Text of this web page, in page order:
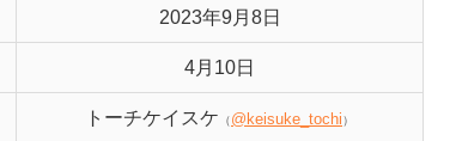
2023年9月8日
4月10日
トーチケイスケ （@keisuke_tochi）